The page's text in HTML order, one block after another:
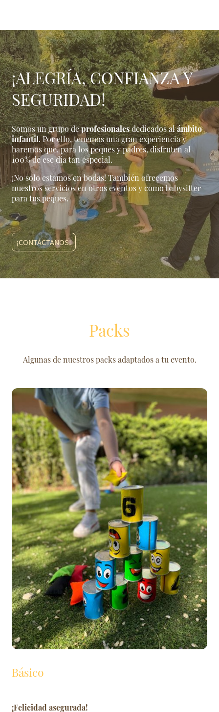
¡ALEGRÍA, CONFIANZA Y
SEGURIDAD!
Somos un grupo deprofesionalesdedicados alámbito
infantil. Por ello, tenemos una gran experiencia y
haremos que, para los peques y padres, disfruten al
100% de ese día tan especial.
¡No solo estamos en bodas! También ofrecemos
nuestros servicios en otros eventos y como babysitter
para tus peques.
¡CONTÁCTANOS!
Packs
Algunas de nuestros packs adaptados a tu evento.
Básico
¡Felicidad asegurada!